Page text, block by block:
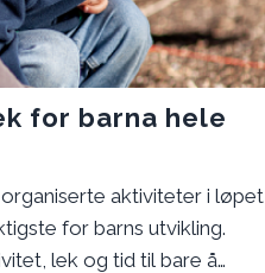
for barna hele
aktiviteter i løpet
for barns utvikling.
lek og tid til bare å